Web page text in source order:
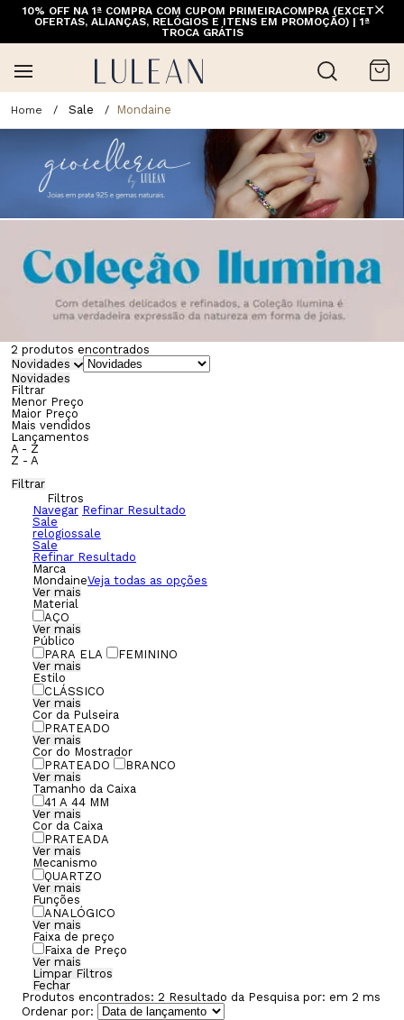
10% OFF NA 1ª COMPRA COM CUPOM PRIMEIRACOMPRA (EXCETO
OFERTAS, ALIANÇAS, RELÓGIOS E ITENS EM PROMOÇÃO) | 1ª
TROCA GRÁTIS
FRETE GRÁTIS ACIMA DE 399 PARA REGIÕES SELECIONADAS
(EXCETO LINHA HOME)
Sale Mondaine
2 produtos encontrados
Novidades
Novidades
Filtrar
Menor Preço
Maior Preço
Mais vendidos
Lançamentos
A - Z
Z - A
Filtrar
Filtros
Navegar Refinar Resultado
Sale
relogiossale
Sale
Refinar Resultado
Marca
MondaineVeja todas as opções
Ver mais
Material
AÇO
Ver mais
Público
PARA ELA
FEMININO
Ver mais
Estilo
CLÁSSICO
Ver mais
Cor da Pulseira
PRATEADO
Ver mais
Cor do Mostrador
PRATEADO
BRANCO
Ver mais
Tamanho da Caixa
41 A 44 MM
Ver mais
Cor da Caixa
PRATEADA
Ver mais
Mecanismo
QUARTZO
Ver mais
Funções
ANALÓGICO
Ver mais
Faixa de preço
Faixa de Preço
Ver mais
Limpar Filtros
Fechar
Produtos encontrados: 2 Resultado da Pesquisa por: em 2 ms
Ordenar por: